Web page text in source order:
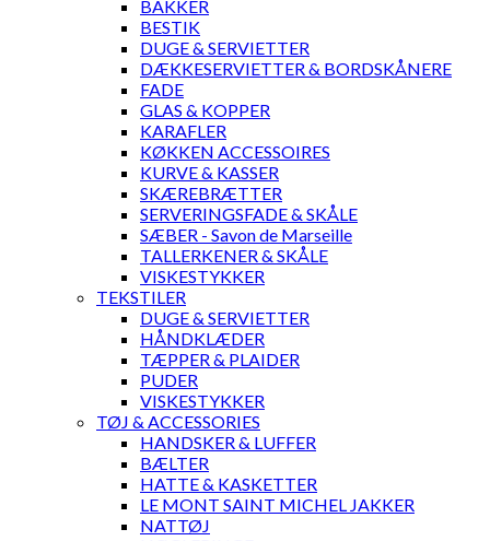
BAKKER
BESTIK
DUGE & SERVIETTER
DÆKKESERVIETTER & BORDSKÅNERE
FADE
GLAS & KOPPER
KARAFLER
KØKKEN ACCESSOIRES
KURVE & KASSER
SKÆREBRÆTTER
SERVERINGSFADE & SKÅLE
SÆBER - Savon de Marseille
TALLERKENER & SKÅLE
VISKESTYKKER
TEKSTILER
DUGE & SERVIETTER
HÅNDKLÆDER
TÆPPER & PLAIDER
PUDER
VISKESTYKKER
TØJ & ACCESSORIES
HANDSKER & LUFFER
BÆLTER
HATTE & KASKETTER
LE MONT SAINT MICHEL JAKKER
NATTØJ